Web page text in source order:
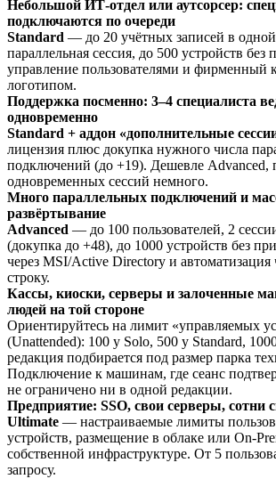
Небольшой ИТ-отдел или аутсорсер:
подключаются по очереди
Standard — до 20 учётных записей в
параллельная сессия, до 500 устройств без
управление пользователями и фирменный
логотипом.
Поддержка посменно: 3–4 специалиста
одновременно
Standard + аддон «дополнительные
лицензия плюс докупка нужного числа
подключений (до +19). Дешевле Advanced,
одновременных сессий немного.
Много параллельных подключений и
развёртывание
Advanced — до 100 пользователей, 2
(докупка до +48), до 1000 устройств без
через MSI/Active Directory и
строку.
Кассы, киоски, серверы и залоченные
людей на той стороне
Ориентируйтесь на лимит «управляемых
(Unattended): 100 у Solo, 500 у Standard,
редакция подбирается под размер парка
Подключение к машинам, где сеанс
не ограничено ни в одной редакции.
Предприятие: SSO, свои серверы, сотни
Ultimate — настраиваемые лимиты
устройств, размещение в облаке или On-
собственной инфраструктуре. От 5
запросу.